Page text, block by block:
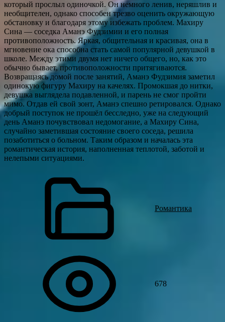
который прослыл одиночкой. Он немного ленив, неряшлив и
необщителен, однако способен трезво оценить окружающую
обстановку и благодаря этому избежать проблем. Махиру
Сина — соседка Аманэ Фудзимии и его полная
противоположность. Яркая, общительная и красивая, она в
мгновение ока способна стать самой популярной девушкой в
школе. Между этими двумя нет ничего общего, но, как это
обычно бывает, противоположности притягиваются.
Возвращаясь домой после занятий, Аманэ Фудзимия заметил
одинокую фигуру Махиру на качелях. Промокшая до нитки,
девушка выглядела подавленной, и парень не смог пройти
мимо. Отдав ей свой зонт, Аманэ спешно ретировался. Однако
добрый поступок не прошёл бесследно, уже на следующий
день Аманэ почувствовал недомогание, а Махиру Сина,
случайно заметившая состояние своего соседа, решила
позаботиться о больном. Таким образом и началась эта
романтическая история, наполненная теплотой, заботой и
нелепыми ситуациями.
Романтика
678